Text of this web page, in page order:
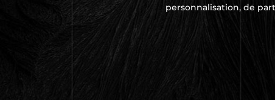
personnalisation, de